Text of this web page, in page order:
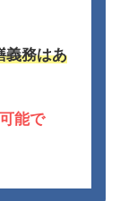
義務はあ
能で